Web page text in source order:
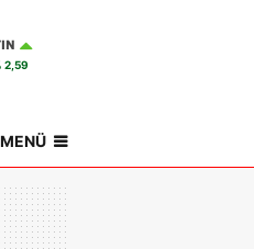
2,59
Manşetleri
MENÜ